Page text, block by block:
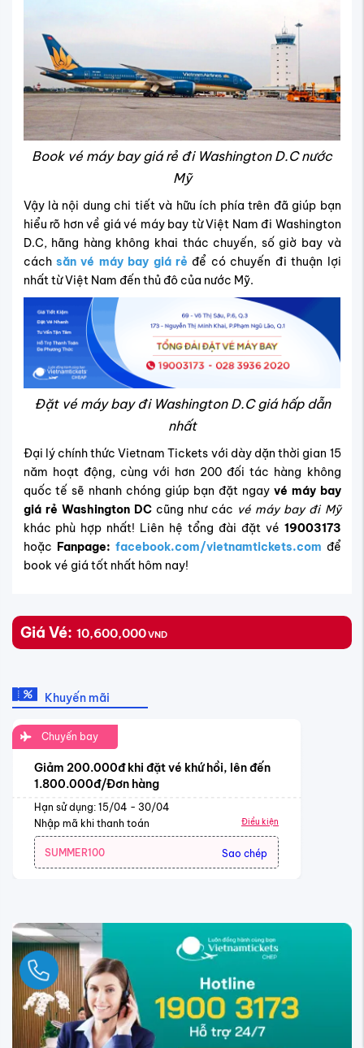
Book vé máy bay giá rẻ đi Washington D.C nước
Mỹ
Vậy là nội dung chi tiết và hữu ích phía trên đã giúp bạn
hiểu rõ hơn về giá vé máy bay từ Việt Nam đi Washington
D.C, hãng hàng không khai thác chuyến, số giờ bay và
cách săn vé máy bay giá rẻ để có chuyến đi thuận lợi
nhất từ Việt Nam đến thủ đô của nước Mỹ.
Đặt vé máy bay đi Washington D.C giá hấp dẫn
nhất
Đại lý chính thức Vietnam Tickets với dày dặn thời gian 15
năm hoạt động, cùng với hơn 200 đối tác hàng không
quốc tế sẽ nhanh chóng giúp bạn đặt ngay vé máy bay
giá rẻ Washington DC cũng như các vé máy bay đi Mỹ
khác phù hợp nhất! Liên hệ tổng đài đặt vé 19003173
hoặc Fanpage: facebook.com/vietnamtickets.com để
book vé giá tốt nhất hôm nay!
Giá Vé: 10,600,000VND
Khuyến mãi
Chuyến bay
Giảm 200.000đ khi đặt vé khứ hồi, lên đến
1.800.000đ/Đơn hàng
Hạn sử dụng: 15/04 - 30/04
Nhập mã khi thanh toán
Điều kiện
SUMMER100 Sao chép